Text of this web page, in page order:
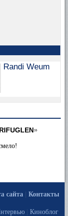
Randi Weum
»
сайта
Контакты
Киноблог